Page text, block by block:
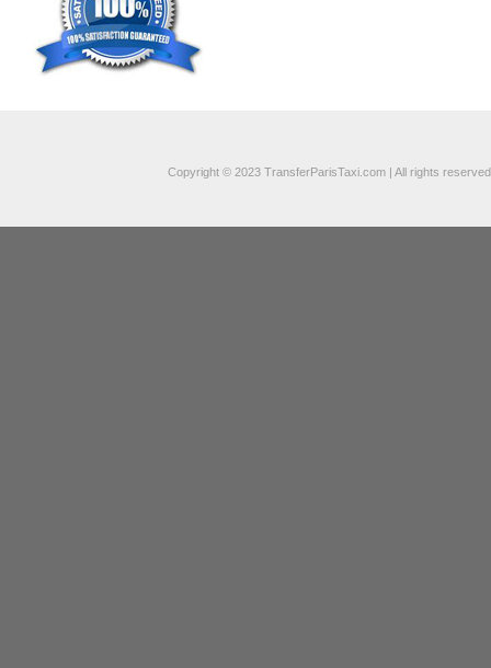
Copyright © 2023 TransferParisTaxi.com | All rights reserved